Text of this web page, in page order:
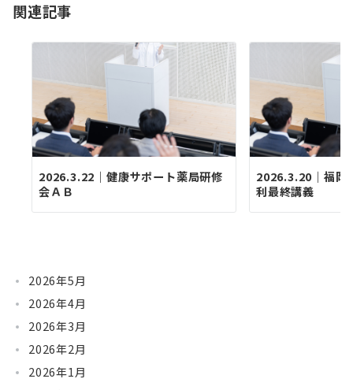
ン
関連記事
2026.3.22｜健康サポート薬局研修
会ＡＢ
2026.3.20｜福岡
利最終講義
2026年5月
2026年4月
2026年3月
2026年2月
2026年1月